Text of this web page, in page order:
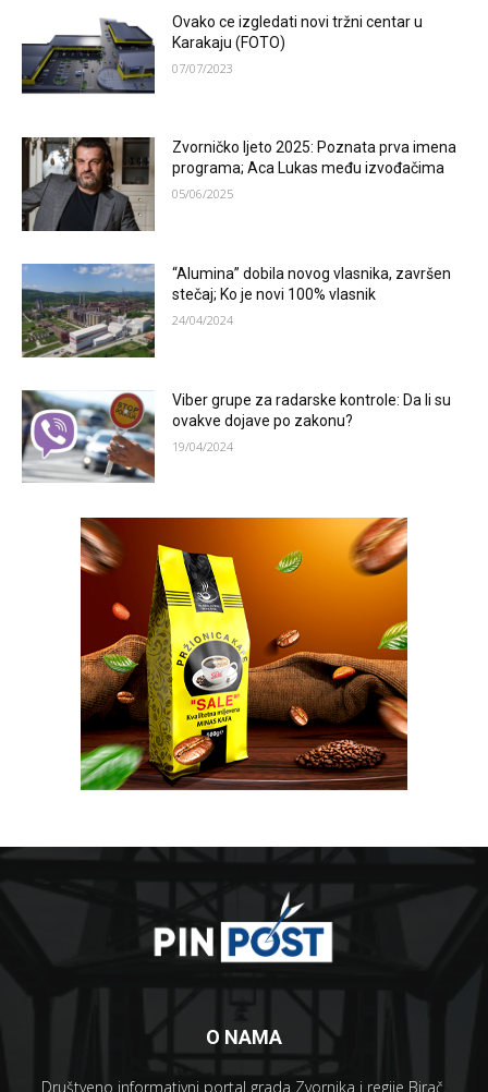
Ovako ce izgledati novi tržni centar u
Karakaju (FOTO)
07/07/2023
Zvorničko ljeto 2025: Poznata prva imena
programa; Aca Lukas među izvođačima
05/06/2025
“Alumina” dobila novog vlasnika, završen
stečaj; Ko je novi 100% vlasnik
24/04/2024
Viber grupe za radarske kontrole: Da li su
ovakve dojave po zakonu?
19/04/2024
O NAMA
Društveno informativni portal grada Zvornika i regije Birač.